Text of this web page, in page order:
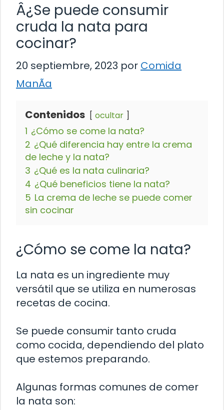
Â¿Se puede consumir
cruda la nata para
cocinar?
20 septiembre, 2023 por Comida
ManÃ­a
Contenidos ocultar
1 ¿Cómo se come la nata?
2 ¿Qué diferencia hay entre la crema
de leche y la nata?
3 ¿Qué es la nata culinaria?
4 ¿Qué beneficios tiene la nata?
5 La crema de leche se puede comer
sin cocinar
¿Cómo se come la nata?
La nata es un ingrediente muy
versátil que se utiliza en numerosas
recetas de cocina.
Se puede consumir tanto cruda
como cocida, dependiendo del plato
que estemos preparando.
Algunas formas comunes de comer
la nata son: